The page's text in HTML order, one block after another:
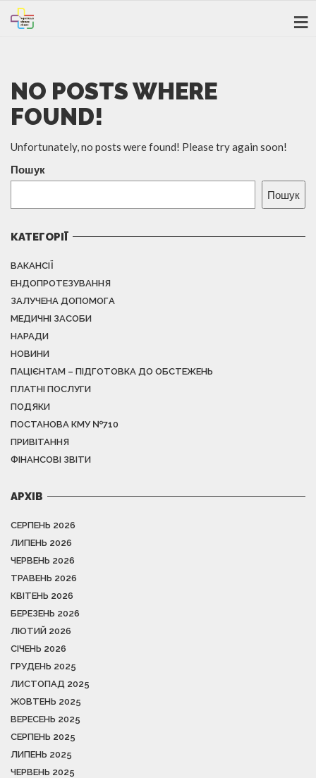
NO POSTS WHERE
FOUND!
Unfortunately, no posts were found! Please try again soon!
Пошук
Пошук
КАТЕГОРІЇ
ВАКАНСІЇ
ЕНДОПРОТЕЗУВАННЯ
ЗАЛУЧЕНА ДОПОМОГА
МЕДИЧНІ ЗАСОБИ
НАРАДИ
НОВИНИ
ПАЦІЄНТАМ – ПІДГОТОВКА ДО ОБСТЕЖЕНЬ
ПЛАТНІ ПОСЛУГИ
ПОДЯКИ
ПОСТАНОВА КМУ №710
ПРИВІТАННЯ
ФІНАНСОВІ ЗВІТИ
АРХІВ
СЕРПЕНЬ 2026
ЛИПЕНЬ 2026
ЧЕРВЕНЬ 2026
ТРАВЕНЬ 2026
КВІТЕНЬ 2026
БЕРЕЗЕНЬ 2026
ЛЮТИЙ 2026
СІЧЕНЬ 2026
ГРУДЕНЬ 2025
ЛИСТОПАД 2025
ЖОВТЕНЬ 2025
ВЕРЕСЕНЬ 2025
СЕРПЕНЬ 2025
ЛИПЕНЬ 2025
ЧЕРВЕНЬ 2025